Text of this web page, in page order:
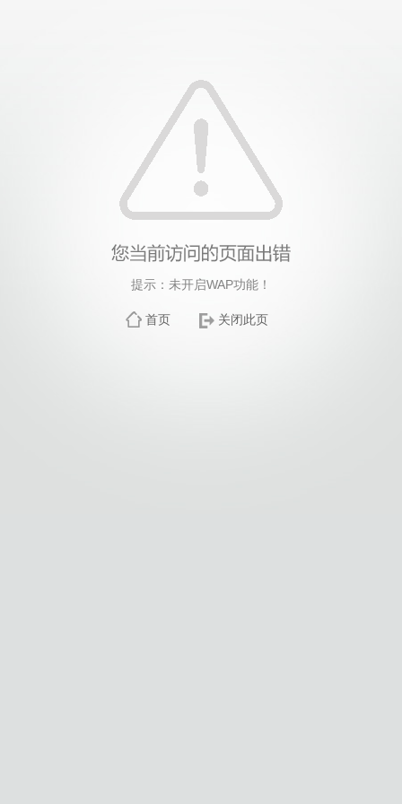
提示：未开启WAP功能！
首页 关闭此页